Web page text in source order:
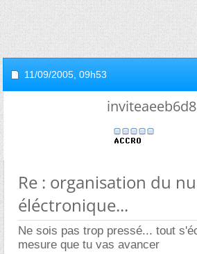
11/09/2005, 09h53
Re : organisation du
éléctronique...
Ne sois pas trop pressé... tout
mesure que tu vas avancer